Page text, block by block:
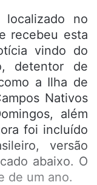
localizado no
recebeu esta
vindo do
detentor de
a Ilha de
Nativos
além
foi incluído
versão
abaixo. O
de um ano.